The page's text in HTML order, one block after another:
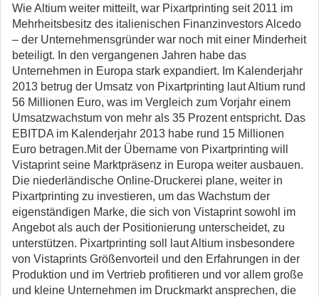
Wie Altium weiter mitteilt, war Pixartprinting seit 2011 im
Mehrheitsbesitz des italienischen Finanzinvestors Alcedo
– der Unternehmensgründer war noch mit einer Minderheit
beteiligt. In den vergangenen Jahren habe das
Unternehmen in Europa stark expandiert. Im Kalenderjahr
2013 betrug der Umsatz von Pixartprinting laut Altium rund
56 Millionen Euro, was im Vergleich zum Vorjahr einem
Umsatzwachstum von mehr als 35 Prozent entspricht. Das
EBITDA im Kalenderjahr 2013 habe rund 15 Millionen
Euro betragen.Mit der Übername von Pixartprinting will
Vistaprint seine Marktpräsenz in Europa weiter ausbauen.
Die niederländische Online-Druckerei plane, weiter in
Pixartprinting zu investieren, um das Wachstum der
eigenständigen Marke, die sich von Vistaprint sowohl im
Angebot als auch der Positionierung unterscheidet, zu
unterstützen. Pixartprinting soll laut Altium insbesondere
von Vistaprints Größenvorteil und den Erfahrungen in der
Produktion und im Vertrieb profitieren und vor allem große
und kleine Unternehmen im Druckmarkt ansprechen, die